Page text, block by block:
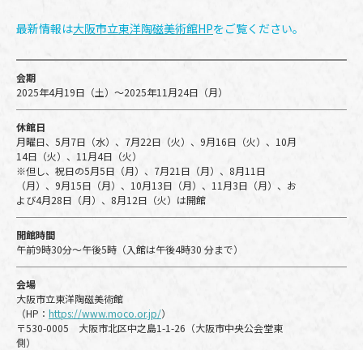
最新情報は大阪市立東洋陶磁美術館HPをご覧ください。
会期
2025年4月19日（土）～2025年11月24日（月）
休館日
月曜日、5月7日（水）、7月22日（火）、9月16日（火）、10月
14日（火）、11月4日（火）
※但し、祝日の5月5日（月）、7月21日（月）、8月11日
（月）、9月15日（月）、10月13日（月）、11月3日（月）、お
よび4月28日（月）、8月12日（火）は開館
開館時間
午前9時30分～午後5時（入館は午後4時30 分まで）
会場
大阪市立東洋陶磁美術館
（HP： https://www.moco.or.jp/）
〒530-0005 大阪市北区中之島1-1-26（大阪市中央公会堂東
側）